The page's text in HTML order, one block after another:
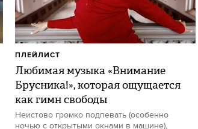
Любимая музыка «Внимание
Брусника!», которая ощущается
как гимн свободы
Неистово громко подпевать (особенно
ночью с открытыми окнами в машине),
ПЛЕЙЛИСТ